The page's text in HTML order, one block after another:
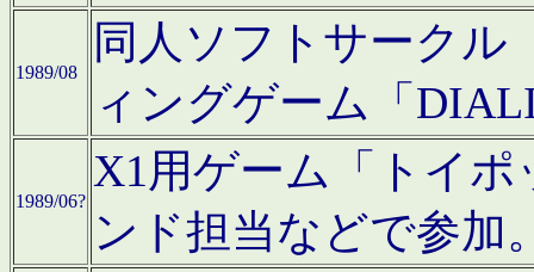
1989/08
同人ソフトサークル
ィングゲーム「
1989/06?
X1用ゲーム「トイ
ンド担当などで参加